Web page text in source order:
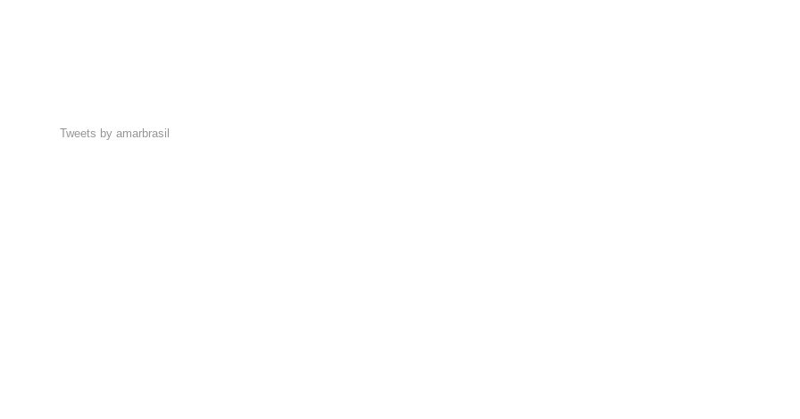
Tweets by amarbrasil